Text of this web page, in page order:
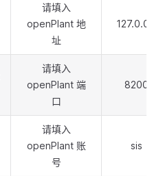
请填入
openPlant 地
址
127.0.0.1
请填入
openPlant 端
口
8200
请填入
openPlant 账
号
sis